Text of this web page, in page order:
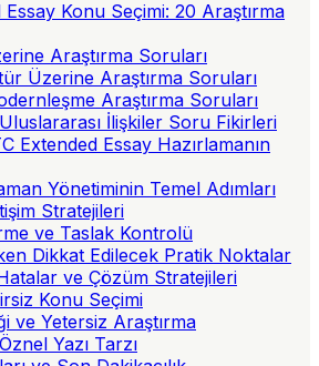
Konu Seçimi: 20 Araştırma
Araştırma Soruları
Üzerine Araştırma Soruları
Araştırma Soruları
İlişkiler Soru Fikirleri
Extended Essay Hazırlamanın
Yönetiminin Temel Adımları
Stratejileri
ve Taslak Kontrolü
Dikkat Edilecek Pratik Noktalar
ve Çözüm Stratejileri
Konu Seçimi
ve Yetersiz Araştırma
Yazı Tarzı